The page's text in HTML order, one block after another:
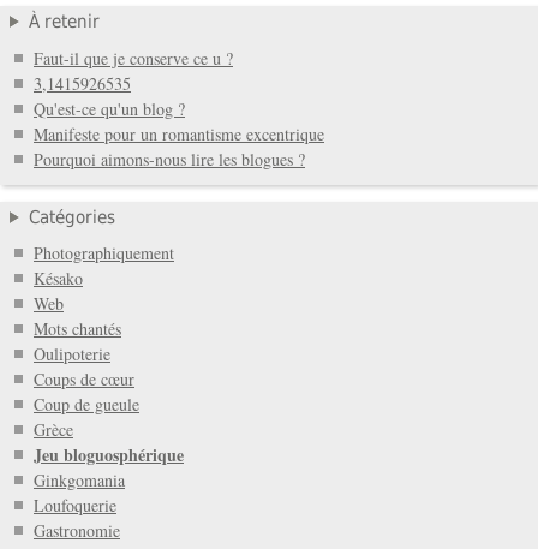
À retenir
Faut-il que je conserve ce u ?
3,1415926535
Qu'est-ce qu'un blog ?
Manifeste pour un romantisme excentrique
Pourquoi aimons-nous lire les blogues ?
Catégories
Photographiquement
Késako
Web
Mots chantés
Oulipoterie
Coups de cœur
Coup de gueule
Grèce
Jeu bloguosphérique
Ginkgomania
Loufoquerie
Gastronomie